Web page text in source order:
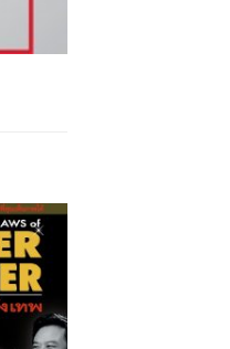
Add
to
wishlist